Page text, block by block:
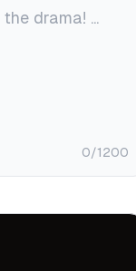
0/1200